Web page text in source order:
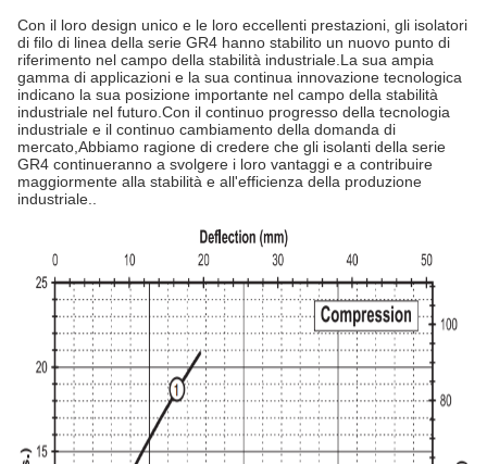
Con il loro design unico e le loro eccellenti prestazioni, gli isolatori
di filo di linea della serie GR4 hanno stabilito un nuovo punto di
riferimento nel campo della stabilità industriale.La sua ampia
gamma di applicazioni e la sua continua innovazione tecnologica
indicano la sua posizione importante nel campo della stabilità
industriale nel futuro.Con il continuo progresso della tecnologia
industriale e il continuo cambiamento della domanda di
mercato,Abbiamo ragione di credere che gli isolanti della serie
GR4 continueranno a svolgere i loro vantaggi e a contribuire
maggiormente alla stabilità e all'efficienza della produzione
industriale..